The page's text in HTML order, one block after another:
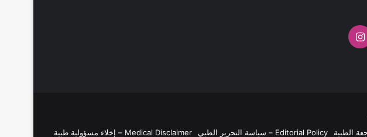
انستقرام
Editorial Policy – سياسة التحرير الطبي Medical Disclaimer – إخلاء مسؤولية طبية